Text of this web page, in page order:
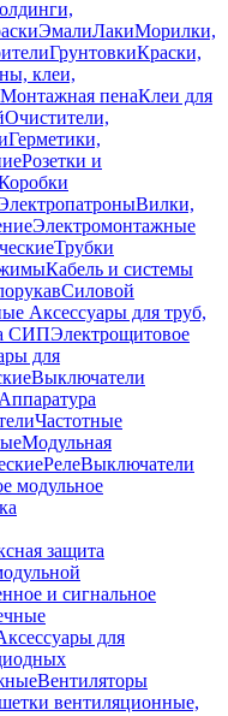
ЭмалиЛакиМорилки,
ГрунтовкиКраски,
клеи,
Монтажная пенаКлеи для
Очистители,
Герметики,
Розетки и
Вилки,
Электромонтажные
Трубки
Кабель и системы
Силовой
Аксессуары для труб,
СИПЭлектрощитовое
для
Выключатели
Аппаратура
Частотные
Модульная
РелеВыключатели
модульное
защита
и сигнальное
для
Вентиляторы
вентиляционные,